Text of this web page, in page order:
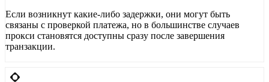
Если возникнут какие-либо задержки, они могут быть
связаны с проверкой платежа, но в большинстве случаев
прокси становятся доступны сразу после завершения
транзакции.